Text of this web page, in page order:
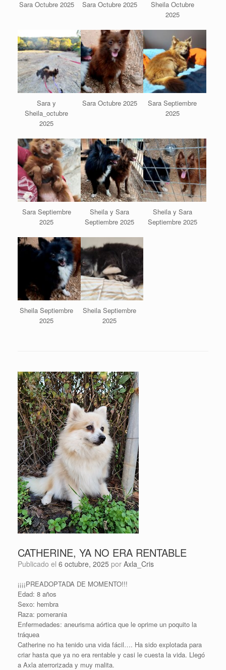
Sara Octubre 2025 Sara Octubre 2025
Sheila Octubre
2025
Sara y
Sheila_octubre
2025
Sara Octubre 2025
Sara Septiembre
2025
Sara Septiembre
2025
Sheila y Sara
Septiembre 2025
Sheila y Sara
Septiembre 2025
Sheila Septiembre
2025
Sheila Septiembre
2025
CATHERINE, YA NO ERA RENTABLE
Publicado el 6 octubre, 2025 por Axla_Cris
¡¡¡¡PREADOPTADA DE MOMENTO!!!
Edad: 8 años
Sexo: hembra
Raza: pomerania
Enfermedades: aneurisma aórtica que le oprime un poquito la
tráquea
Catherine no ha tenido una vida fácil…. Ha sido explotada para
criar hasta que ya no era rentable y casi le cuesta la vida. Llegó
a Axla aterrorizada y muy malita.